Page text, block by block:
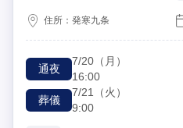
住所：発寒九条
通夜
7/20 （月）
16:00
葬儀
7/21 （火）
9:00